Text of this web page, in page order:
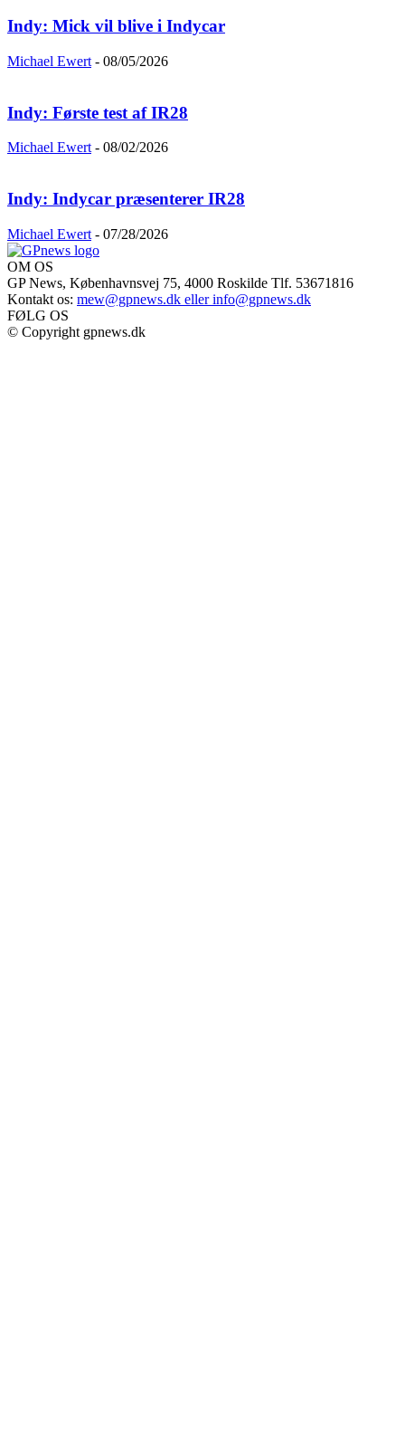
Indy: Mick vil blive i Indycar
Michael Ewert - 08/05/2026
Indy: Første test af IR28
Michael Ewert - 08/02/2026
Indy: Indycar præsenterer IR28
Michael Ewert - 07/28/2026
OM OS
GP News, Københavnsvej 75, 4000 Roskilde Tlf. 53671816
Kontakt os: mew@gpnews.dk eller info@gpnews.dk
FØLG OS
© Copyright gpnews.dk